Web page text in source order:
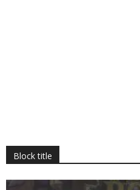
Block title